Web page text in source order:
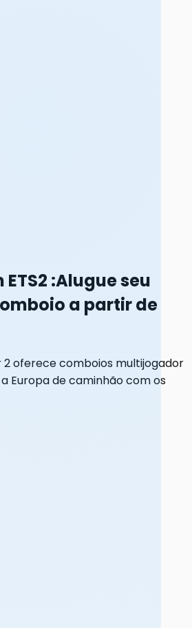
:Alugue seu
a partir de
2 oferece comboios multijogador
Europa de caminhão com os